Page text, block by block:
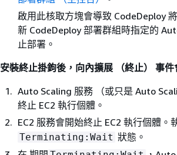
啟用此核取方塊會導致 CodeDeploy 將
新 CodeDeploy 部署群組時指定的
止部署。
安裝終止掛鉤後，向內擴展 （終止） 事件
Auto Scaling 服務 （或只是 Auto
終止 EC2 執行個體。
EC2 服務會開始終止 EC2 執行個體。
Terminating:Wait 狀態。